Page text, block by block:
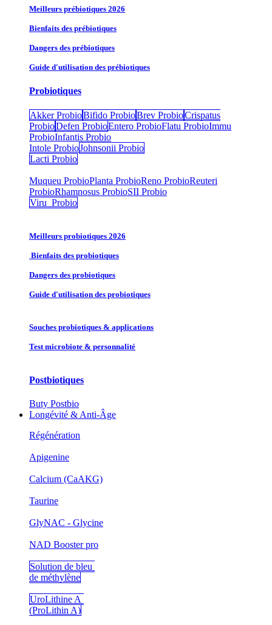
Meilleurs prébiotiques 2026
Bienfaits des prébiotiques
Dangers des prébiotiques
Guide d'utilisation des prébiotiques
Probiotiques
Akker ProbioBifido ProbioBrev ProbioCrispatus
ProbioDefen ProbioEntero Probio​Flatu Probio​Immu
ProbioInfantis Probio
Intole ProbioJohnsonii Probio
Lacti Probio
Muqueu ProbioPlanta ProbioReno ProbioReuteri
ProbioRhamnosus ProbioSII Probio
Viru Probio
Meilleurs probiotiques 2026
Bienfaits des probiotiques
Dangers des probiotiques
Guide d'utilisation des probiotiques
Souches probiotique​s & applications
Test microbiote & personnalité
Postbiotiques
Buty Postbio
Longévité & Anti-Âge
Régénération
Apigenine
Calcium (CaAKG)
Taurine
GlyNAC - Glycine
NAD Booster pro
Solution de bleu
de méthylène
UroLithine A
(ProLithin A)